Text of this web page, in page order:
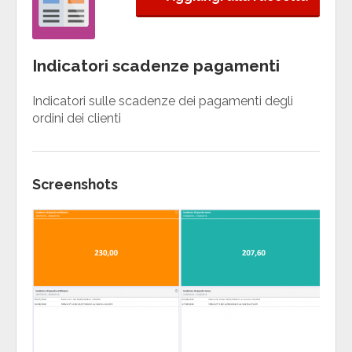
Indicatori scadenze pagamenti
Indicatori sulle scadenze dei pagamenti degli
ordini dei clienti
Screenshots